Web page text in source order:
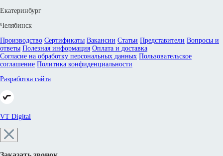
Екатеринбург
Челябинск
Производство Сертификаты Вакансии Статьи Представители Вопросы и
ответы Полезная информация Оплата и доставка
Согласие на обработку персональных данных Пользовательское
соглашение Политика конфиденциальности
Разработка сайта
VT Digital